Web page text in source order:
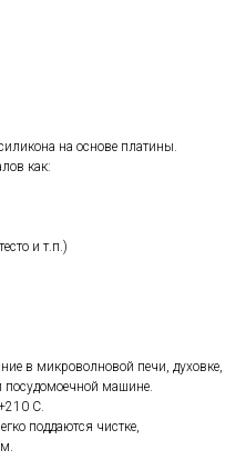
на основе платины.
как:
и т.п.)
в микроволновой печи, духовке,
посудомоечной машине.
С.
поддаются чистке,